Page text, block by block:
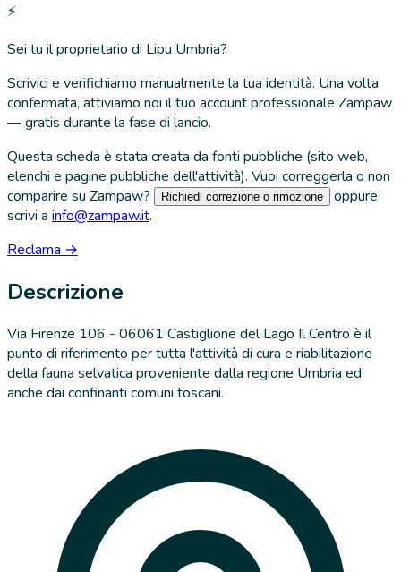
⚡
Sei tu il proprietario di Lipu Umbria?
Scrivici e verifichiamo manualmente la tua identità. Una volta
confermata, attiviamo noi il tuo account professionale Zampaw
— gratis durante la fase di lancio.
Questa scheda è stata creata da fonti pubbliche (sito web,
elenchi e pagine pubbliche dell'attività). Vuoi correggerla o non
comparire su Zampaw?
Richiedi correzione o rimozione
oppure
scrivi a info@zampaw.it.
Reclama →
Descrizione
Via Firenze 106 - 06061 Castiglione del Lago Il Centro è il
punto di riferimento per tutta l'attività di cura e riabilitazione
della fauna selvatica proveniente dalla regione Umbria ed
anche dai confinanti comuni toscani.